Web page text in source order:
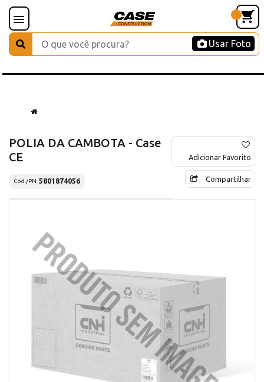
Usar Foto
POLIA DA CAMBOTA - Case
CE
Cód./PN 5801874056
Adicionar Favorito
Compartilhar